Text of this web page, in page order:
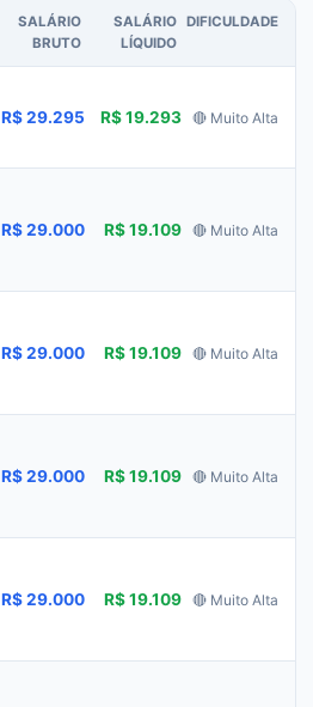
SALÁRIO
BRUTO
SALÁRIO
LÍQUIDO
DIFICULDADE
R$ 29.295 R$ 19.293 🔴 Muito Alta
R$ 29.000 R$ 19.109 🔴 Muito Alta
R$ 29.000 R$ 19.109 🔴 Muito Alta
R$ 29.000 R$ 19.109 🔴 Muito Alta
R$ 29.000 R$ 19.109 🔴 Muito Alta